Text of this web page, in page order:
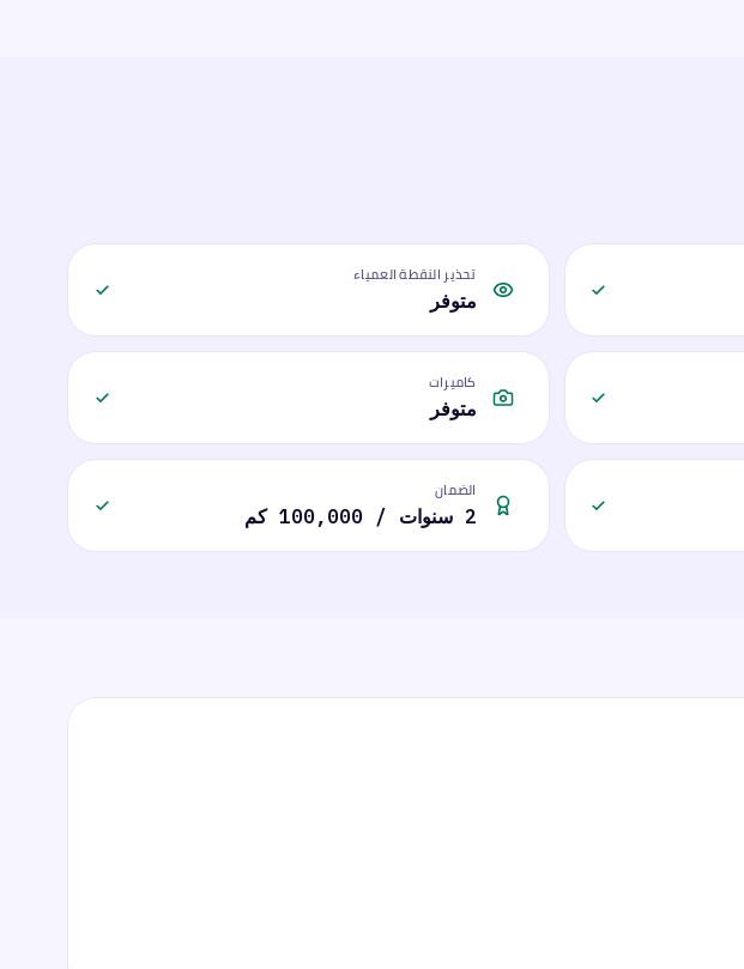
تحذير النقطة العمياء
متوفر
كاميرات
متوفر
الضمان
2 سنوات / 100,000 كم